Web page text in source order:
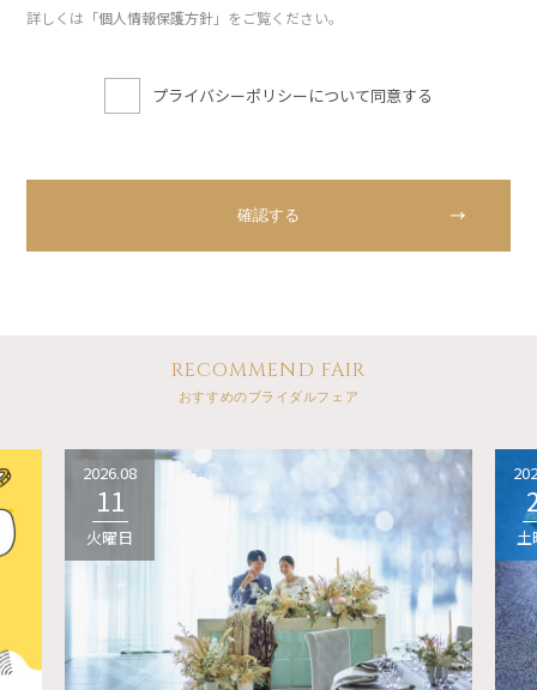
詳しくは「個人情報保護方針」をご覧ください。
プライバシーポリシーについて同意する
RECOMMEND FAIR
おすすめのブライダルフェア
2026.08
11
火曜日 土